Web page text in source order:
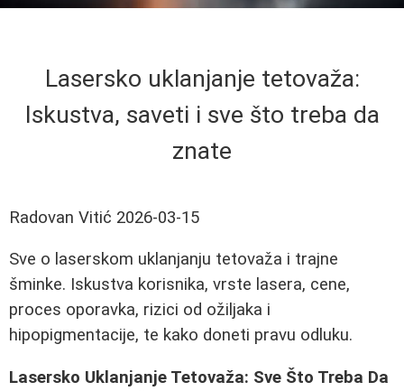
Lasersko uklanjanje tetovaža:
Iskustva, saveti i sve što treba da
znate
Radovan Vitić 2026-03-15
Sve o laserskom uklanjanju tetovaža i trajne
šminke. Iskustva korisnika, vrste lasera, cene,
proces oporavka, rizici od ožiljaka i
hipopigmentacije, te kako doneti pravu odluku.
Lasersko Uklanjanje Tetovaža: Sve Što Treba Da